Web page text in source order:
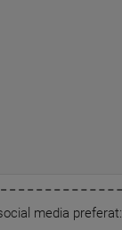
media preferat: